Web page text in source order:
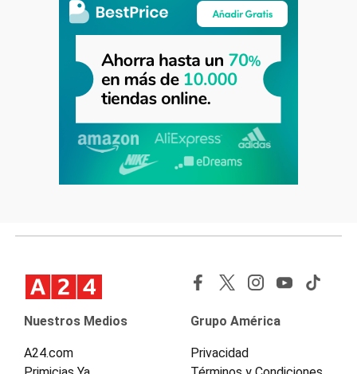
Nuestros Medios
A24.com
Grupo América
Privacidad